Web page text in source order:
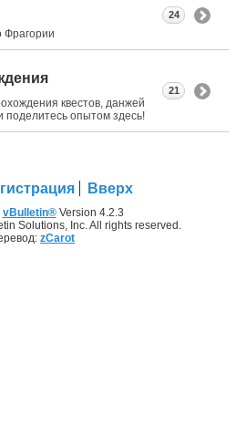
Фрагории
24
квестов, данжей
поделитесь опытом здесь!
21
Вверх
vBulletin®Version 4.2.3
Solutions, Inc. All rights reserved.
zCarot